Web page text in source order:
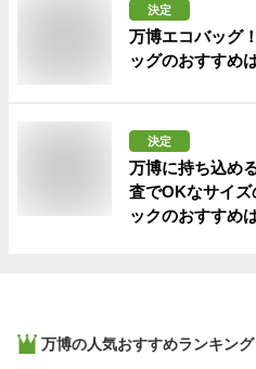
決定
万博エコバッグ
ッグのおすすめ
決定
万博に持ち込め
査でOKなサイ
ックのおすすめ
万博の人気おすすめランキング